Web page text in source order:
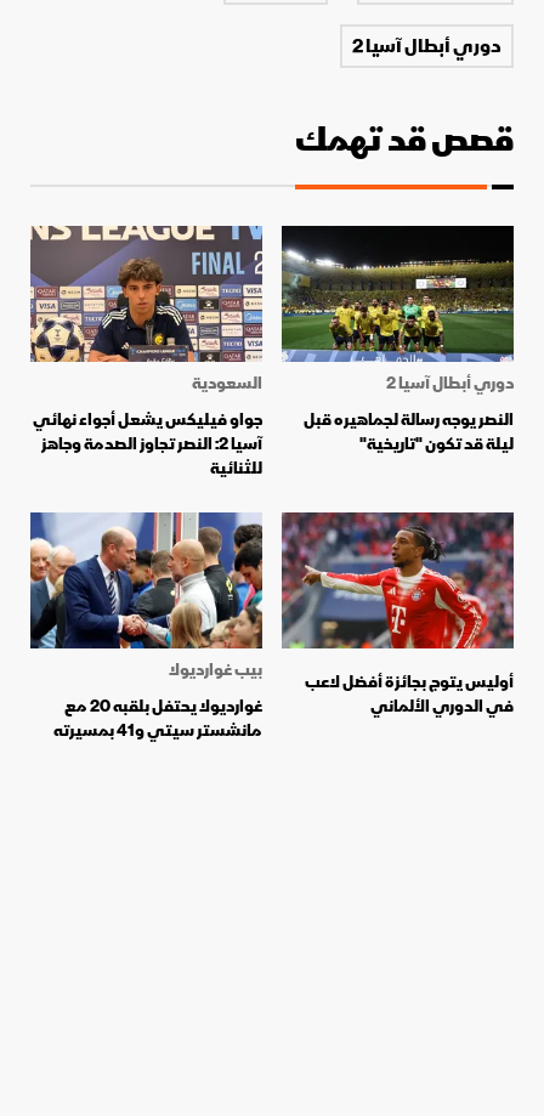
دوري أبطال آسيا 2
قصص قد تهمك
دوري أبطال آسيا 2
النصر يوجه رسالة لجماهيره قبل
ليلة قد تكون "تاريخية"
السعودية
جواو فيليكس يشعل أجواء نهائي
آسيا 2: النصر تجاوز الصدمة وجاهز
للثنائية
أوليس يتوج بجائزة أفضل لاعب
في الدوري الألماني
بيب غوارديولا
غوارديولا يحتفل بلقبه 20 مع
مانشستر سيتي و41 بمسيرته